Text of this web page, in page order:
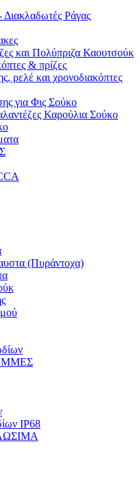
Ράγας
και Πολύπριζα Καουτσούκ
& πρίζες
ρελέ και χρονοδιακόπτες
για Φις Σούκο
Καρούλια Σούκο
(Πυράντοχα)
IP68